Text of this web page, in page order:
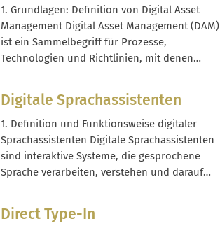
zwischen Entwicklung, Operations,
Qualitätssicherung und häufig auch
Fachbereichen aufzulösen und gemeinsame
Endziele wie Stabilität, Geschwindigkeit...
1. Grundlagen: Definition von Digital Asset
Management Digital Asset Management (DAM)
ist ein Sammelbegriff für Prozesse,
Technologien und Richtlinien, mit denen
dabei als Medienbibliothek mit Suchfunktion,
Rechtestruktur und Workflows, damit Dateien
nicht in Ordnern, Mails oder Chatverläufen
verloren gehen. Im...
Digitale Sprachassistenten
1. Definition und Funktionsweise digitaler
Sprachassistenten Digitale Sprachassistenten
sind interaktive Systeme, die gesprochene
Sprache verarbeiten, verstehen und darauf
Fragen per Stimme ein, der Assistent
analysiert die Audiodaten und liefert eine
Direct Type-In